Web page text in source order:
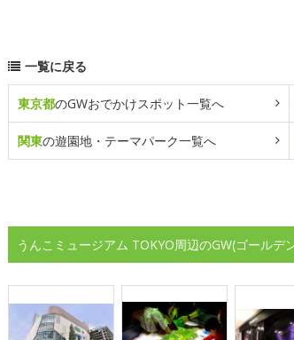
一覧に戻る
東京都のGWおでかけスポット一覧へ
関東の遊園地・テーマパーク一覧へ
うんこミュージアム TOKYO周辺のGW(ゴールデ